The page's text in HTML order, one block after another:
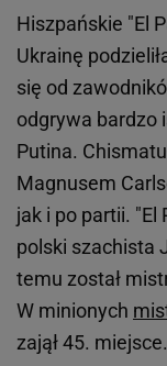
Hiszpańskie "El
Ukrainę
się od
odgrywa bardzo
Putina.
Magnusem
jak i po partii. "El
polski szachista
temu został
W minionych
zajął 45. miejsce.